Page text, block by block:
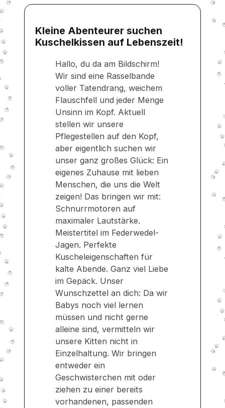
Kleine Abenteurer suchen
Kuschelkissen auf Lebenszeit!
Hallo, du da am Bildschirm!
Wir sind eine Rasselbande
voller Tatendrang, weichem
Flauschfell und jeder Menge
Unsinn im Kopf. Aktuell
stellen wir unsere
Pflegestellen auf den Kopf,
aber eigentlich suchen wir
unser ganz großes Glück: Ein
eigenes Zuhause mit lieben
Menschen, die uns die Welt
zeigen! Das bringen wir mit:
Schnurrmotoren auf
maximaler Lautstärke.
Meistertitel im Federwedel-
Jagen. Perfekte
Kuscheleigenschaften für
kalte Abende. Ganz viel Liebe
im Gepäck. Unser
Wunschzettel an dich: Da wir
Babys noch viel lernen
müssen und nicht gerne
alleine sind, vermitteln wir
unsere Kitten nicht in
Einzelhaltung. Wir bringen
entweder ein
Geschwisterchen mit oder
ziehen zu einer bereits
vorhandenen, passenden